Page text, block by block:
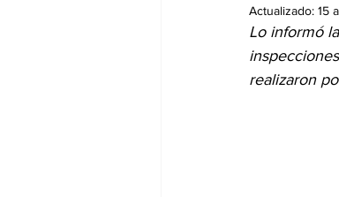
Asociación
Actualizado: 15
Lo informó
realizaron